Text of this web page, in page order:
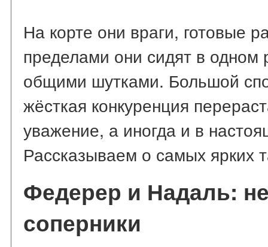
На корте они враги, готовые
пределами они сидят в одном
общими шутками. Большой
жёсткая конкуренция
уважение, а иногда и в
Рассказываем о самых ярких
Федерер и Надаль:
соперники